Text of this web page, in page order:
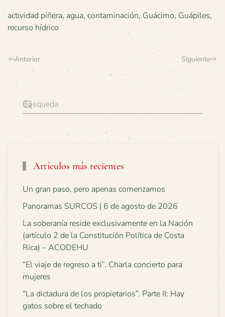
actividad piñera, agua,contaminación, Guácimo, Guápiles,
recurso hídrico
Anterior Siguiente
Artículos más recientes
Un gran paso, pero apenas comenzamos
Panoramas SURCOS | 6 de agosto de 2026
La soberanía reside exclusivamente en la Nación
(artículo 2 de la Constitución Política de Costa
Rica) – ACODEHU
“El viaje de regreso a ti”. Charla concierto para
mujeres
“La dictadura de los propietarios”. Parte II: Hay
gatos sobre el techado